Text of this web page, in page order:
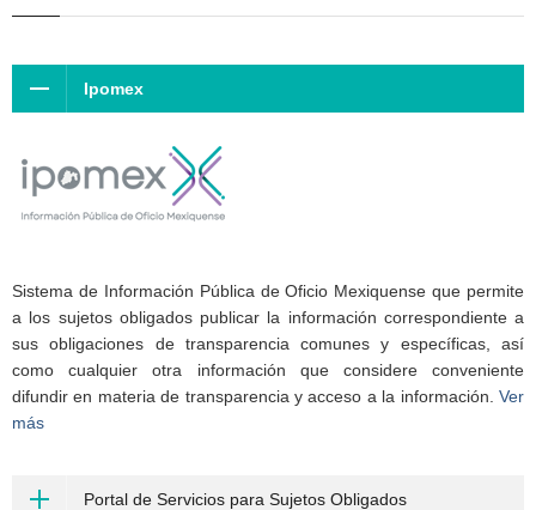
Ipomex
Sistema de Información Pública de Oficio Mexiquense que permite
a los sujetos obligados publicar la información correspondiente a
sus obligaciones de transparencia comunes y específicas, así
como cualquier otra información que considere conveniente
difundir en materia de transparencia y acceso a la información. Ver
más
Portal de Servicios para Sujetos Obligados